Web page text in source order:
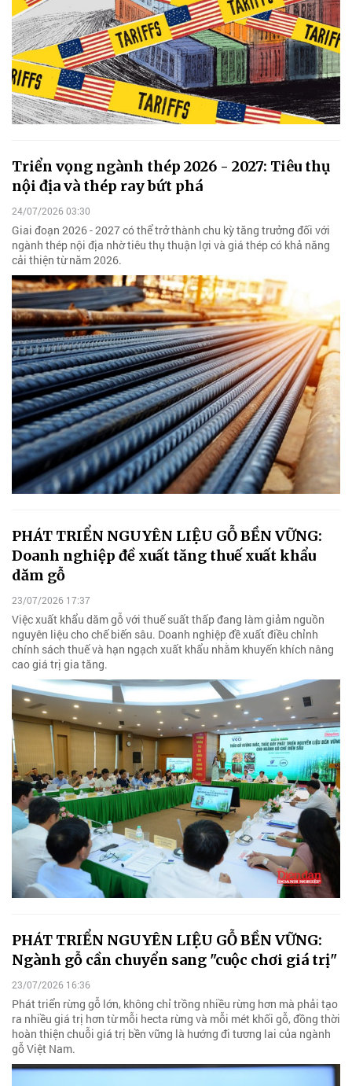
Triển vọng ngành thép 2026 - 2027: Tiêu thụ
nội địa và thép ray bứt phá
24/07/2026 03:30
Giai đoạn 2026 - 2027 có thể trở thành chu kỳ tăng trưởng đối với
ngành thép nội địa nhờ tiêu thụ thuận lợi và giá thép có khả năng
cải thiện từ năm 2026.
PHÁT TRIỂN NGUYÊN LIỆU GỖ BỀN VỮNG:
Doanh nghiệp đề xuất tăng thuế xuất khẩu
dăm gỗ
23/07/2026 17:37
Việc xuất khẩu dăm gỗ với thuế suất thấp đang làm giảm nguồn
nguyên liệu cho chế biến sâu. Doanh nghiệp đề xuất điều chỉnh
chính sách thuế và hạn ngạch xuất khẩu nhằm khuyến khích nâng
cao giá trị gia tăng.
PHÁT TRIỂN NGUYÊN LIỆU GỖ BỀN VỮNG:
Ngành gỗ cần chuyển sang "cuộc chơi giá trị"
23/07/2026 16:36
Phát triển rừng gỗ lớn, không chỉ trồng nhiều rừng hơn mà phải tạo
ra nhiều giá trị hơn từ mỗi hecta rừng và mỗi mét khối gỗ, đồng thời
hoàn thiện chuỗi giá trị bền vững là hướng đi tương lai của ngành
gỗ Việt Nam.